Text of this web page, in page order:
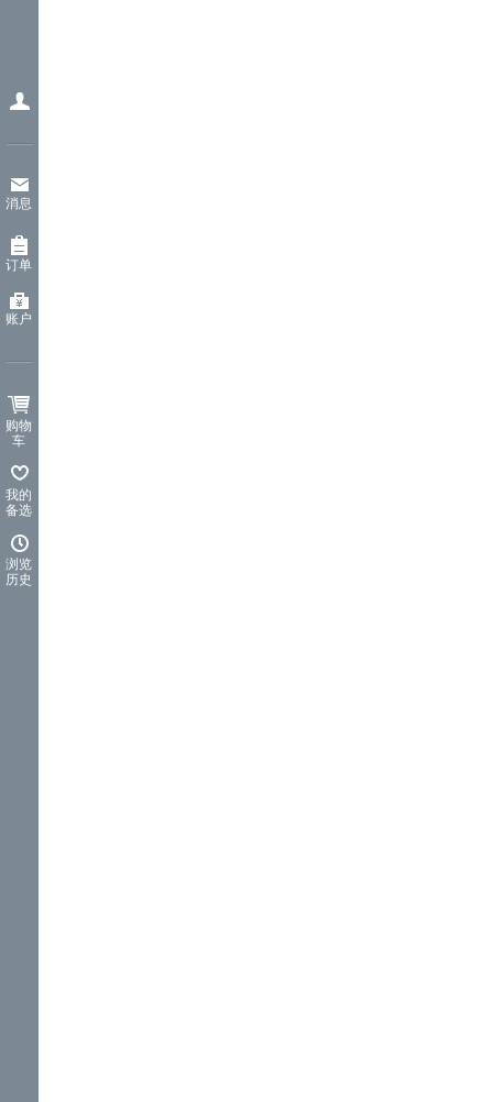
消息
订单
账户
购物
车
我的
备选
浏览
历史